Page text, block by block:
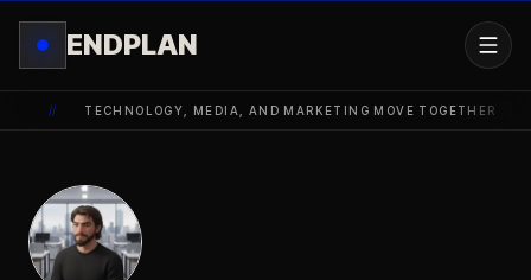
ENDPLAN
TECHNOLOGY, MEDIA, AND MARKETING MOVE TOGETHER